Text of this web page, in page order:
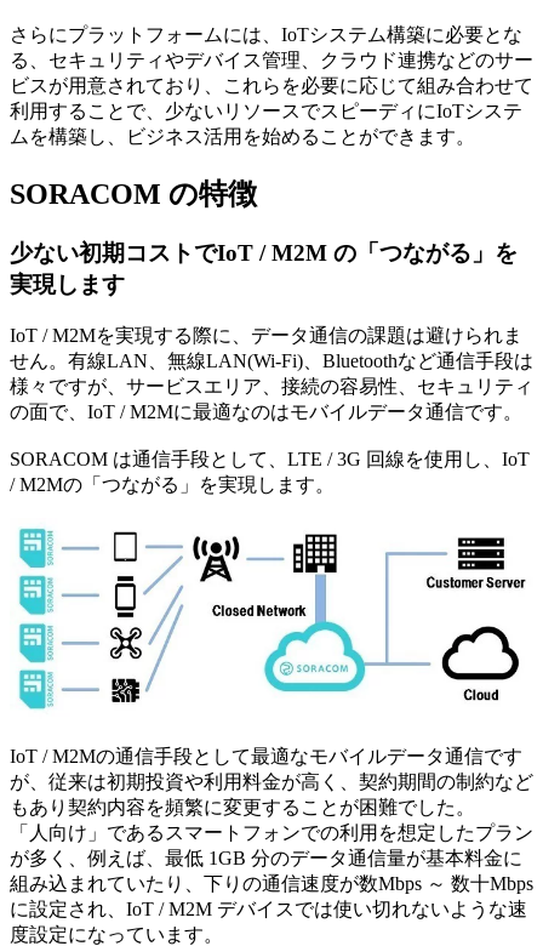
さらにプラットフォームには、IoTシステム構築に必要とな
る、セキュリティやデバイス管理、クラウド連携などのサー
ビスが用意されており、これらを必要に応じて組み合わせて
利用することで、少ないリソースでスピーディにIoTシステ
ムを構築し、ビジネス活用を始めることができます。
SORACOM の特徴
少ない初期コストでIoT / M2M の「つながる」を
実現します
IoT / M2Mを実現する際に、データ通信の課題は避けられま
せん。有線LAN、無線LAN(Wi-Fi)、Bluetoothなど通信手段は
様々ですが、サービスエリア、接続の容易性、セキュリティ
の面で、IoT / M2Mに最適なのはモバイルデータ通信です。
SORACOM は通信手段として、LTE / 3G 回線を使用し、IoT
/ M2Mの「つながる」を実現します。
IoT / M2Mの通信手段として最適なモバイルデータ通信です
が、従来は初期投資や利用料金が高く、契約期間の制約など
もあり契約内容を頻繁に変更することが困難でした。
「人向け」であるスマートフォンでの利用を想定したプラン
が多く、例えば、最低 1GB 分のデータ通信量が基本料金に
組み込まれていたり、下りの通信速度が数Mbps ～ 数十Mbps
に設定され、IoT / M2M デバイスでは使い切れないような速
度設定になっています。